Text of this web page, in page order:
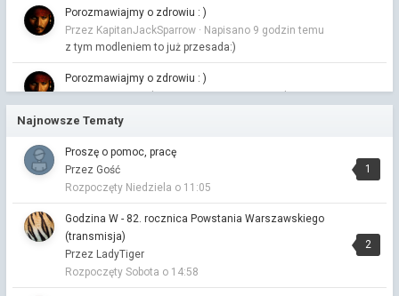
Porozmawiajmy o zdrowiu : )
Przez KapitanJackSparrow · Napisano 9 godzin temu
z tym modleniem to już przesada:)
Porozmawiajmy o zdrowiu : )
byłyście nad morzem powiedz zatem gdzie jest wasza ulubiona
plaża 🙃
Przez Vitalinka ·
Przez Vitalinka ·
W mojej opinii jak kto nie ma serca litości do zwierzęcia, nie
będzie mieć do człowieka. Jeśli ktoś celowo krzywdzi zwierzę
Najnowsze Tematy
1
Proszę o pomoc, pracę
Przez Gość
Rozpoczęty Niedziela o 11:05
2
Godzina W - 82. rocznica Powstania Warszawskiego
(transmisja)
Przez LadyTiger
Rozpoczęty Sobota o 14:58